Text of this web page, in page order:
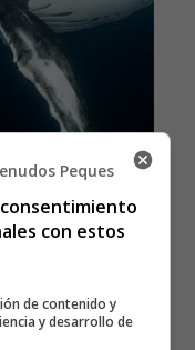
- Poesías
Peques
con estos
de contenido y
y desarrollo de